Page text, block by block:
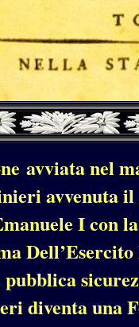
avviata nel
avvenuta
I con
diventa una